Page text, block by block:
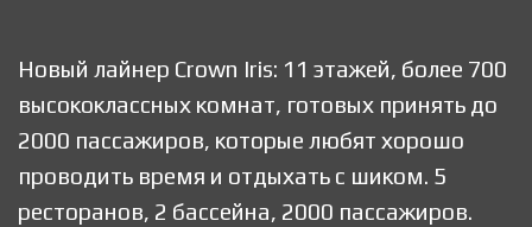
Новый лайнер Crown Iris: 11 этажей, более 700
высококлассных комнат, готовых принять до
2000 пассажиров, которые любят хорошо
проводить время и отдыхать с шиком. 5
ресторанов, 2 бассейна, 2000 пассажиров.